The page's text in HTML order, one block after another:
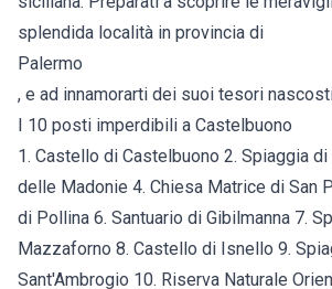
splendida località in provincia di
Palermo
, e ad innamorarti dei suoi tesori
I 10 posti imperdibili a Castelbuono
1. Castello di Castelbuono 2. Spiaggia di
delle Madonie 4. Chiesa Matrice di San
di Pollina 6. Santuario di Gibilmanna 7.
Mazzaforno 8. Castello di Isnello 9.
Sant'Ambrogio 10. Riserva Naturale